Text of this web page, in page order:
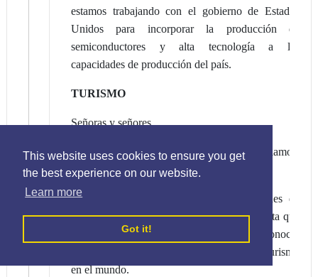
This website uses cookies to ensure you get
the best experience on our website.
Learn more
Got it!
estamos trabajando con el gobierno de Estados
Unidos para incorporar la producción de
semiconductores y alta tecnología a las
capacidades de producción del país.
TURISMO
Señoras y señores,
Si de una industria puntera y dinámica hablamos,
tenemos que detenernos en el
El pasado 2023 superamos los 10 millones de
visitantes, exactamente 10,306,517. Otra meta que
ya es un logro. En 2021 la OMT nos reconoció
como el país número 1 en recuperación de Turismo
en el mundo.